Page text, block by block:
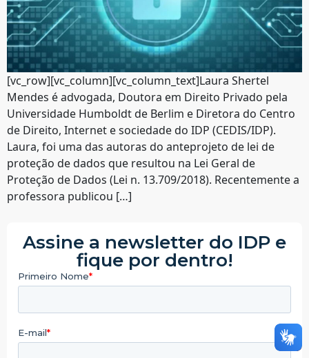
[vc_row][vc_column][vc_column_text]Laura Shertel
Mendes é advogada, Doutora em Direito Privado pela
Universidade Humboldt de Berlim e Diretora do Centro
de Direito, Internet e sociedade do IDP (CEDIS/IDP).
Laura, foi uma das autoras do anteprojeto de lei de
proteção de dados que resultou na Lei Geral de
Proteção de Dados (Lei n. 13.709/2018). Recentemente a
professora publicou […]
Assine a newsletter do IDP e
fique por dentro!